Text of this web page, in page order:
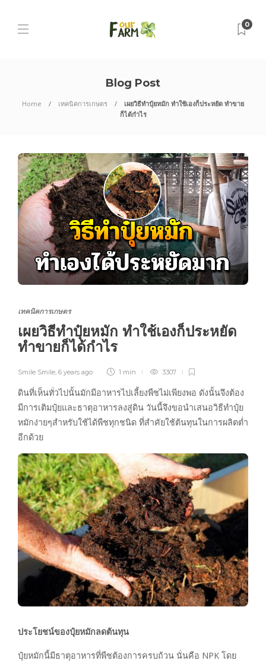
0
Blog Post
Home เทคนิคการเกษตร
เผยวิธีทำปุ๋ยหมัก ทำใช้เองก็ประหยัด ทำขาย
ก็ได้กำไร
เทคนิคการเกษตร
เผยวิธีทำปุ๋ยหมัก ทำใช้เองก็ประหยัด
ทำขายก็ได้กำไร
Smile Smile 6 years ago 1 min 3307
ดินที่เห็นทั่วไปนั้นมักมีอาหารไปเลี้ยงพืชไม่เพียงพอ ดังนั้นจึงต้อง
มีการเติมปุ๋ยและธาตุอาหารลงสู่ดิน วันนี้จึงขอนำเสนอวิธีทำปุ๋ย
หมักง่ายๆสำหรับใช้ได้พืชทุกชนิด ที่สำคัยใช้ต้นทุนในการผลิตต่ำ
อีกด้วย
ประโยชน์ของปุ๋ยหมักลดต้นทุน
ปุ๋ยหมักนี้มีธาตุอาหารที่พืชต้องการครบถ้วน นั่นคือ NPK โดย